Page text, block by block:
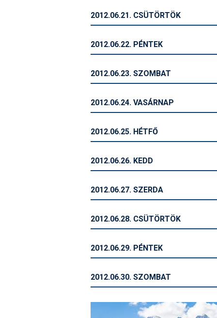
2012.06.21. CSÜTÖRTÖK
2012.06.22. PÉNTEK
2012.06.23. SZOMBAT
2012.06.24. VASÁRNAP
2012.06.25. HÉTFŐ
2012.06.26. KEDD
2012.06.27. SZERDA
2012.06.28. CSÜTÖRTÖK
2012.06.29. PÉNTEK
2012.06.30. SZOMBAT